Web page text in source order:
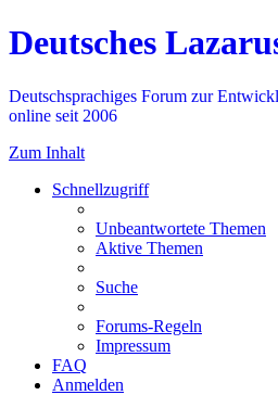
Deutsches
Deutschsprachiges Forum zur
online seit 2006
Zum Inhalt
Schnellzugriff
Unbeantwortete Themen
Aktive Themen
Suche
Forums-Regeln
Impressum
FAQ
Anmelden